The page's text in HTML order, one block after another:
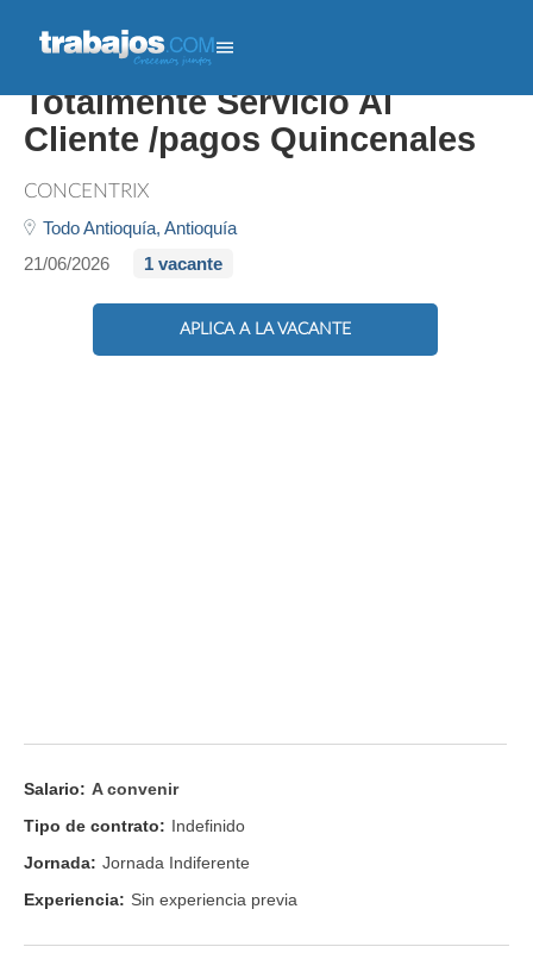
Asesor Call Center/ Linea
Totalmente Servicio Al
Cliente /pagos Quincenales
CONCENTRIX
Todo Antioquía, Antioquía
21/06/2026
1 vacante
APLICA A LA VACANTE
Salario: A convenir
Tipo de contrato: Indefinido
Jornada: Jornada Indiferente
Experiencia: Sin experiencia previa